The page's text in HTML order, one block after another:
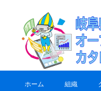
ホーム 組織